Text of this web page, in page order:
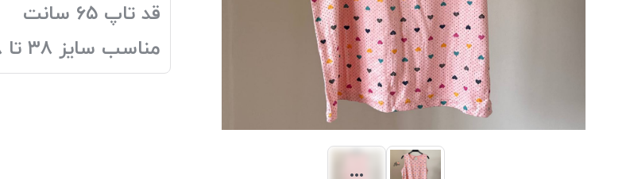
قد تاپ ۶۵ سانت
مناسب سایز ۳۸ تا ۴۸